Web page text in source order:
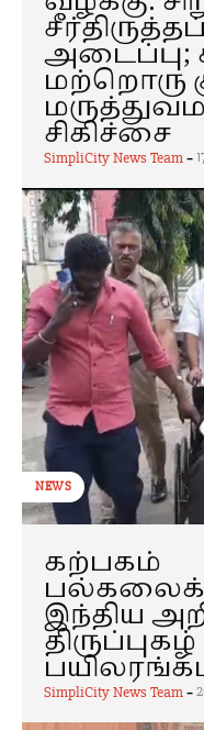
மற்றொரு
சிகிச்சை
SimpliCity News Team-
NEWS
கற்பகம்
இந்திய
SimpliCity News Team-